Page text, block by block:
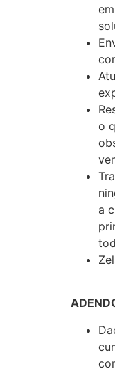
o
a